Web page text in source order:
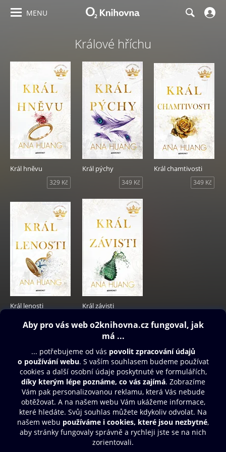
MENU
Králové hříchu
Král hněvu
329 Kč
Král pýchy
349 Kč
Král chamtivosti
349 Kč
Král lenosti
349 Kč
Král závisti
Obsah ke stažení
Moje O2 Knihovna
Další zábava
© O2 Czech Republic a.s.